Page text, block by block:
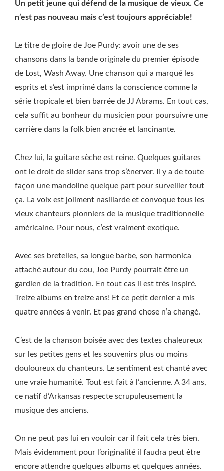
Un petit jeune qui défend de la musique de vieux. Ce
n’est pas nouveau mais c’est toujours appréciable!
Le titre de gloire de Joe Purdy: avoir une de ses
chansons dans la bande originale du premier épisode
de Lost, Wash Away. Une chanson qui a marqué les
esprits et s’est imprimé dans la conscience comme la
série tropicale et bien barrée de JJ Abrams. En tout cas,
cela suffit au bonheur du musicien pour poursuivre une
carrière dans la folk bien ancrée et lancinante.
Chez lui, la guitare sèche est reine. Quelques guitares
ont le droit de slider sans trop s’énerver. Il y a de toute
façon une mandoline quelque part pour surveiller tout
ça. La voix est joliment nasillarde et convoque tous les
vieux chanteurs pionniers de la musique traditionnelle
américaine. Pour nous, c’est vraiment exotique.
Avec ses bretelles, sa longue barbe, son harmonica
attaché autour du cou, Joe Purdy pourrait être un
gardien de la tradition. En tout cas il est très inspiré.
Treize albums en treize ans! Et ce petit dernier a mis
quatre années à venir. Et pas grand chose n’a changé.
C’est de la chanson boisée avec des textes chaleureux
sur les petites gens et les souvenirs plus ou moins
douloureux du chanteurs. Le sentiment est chanté avec
une vraie humanité. Tout est fait à l’ancienne. A 34 ans,
ce natif d’Arkansas respecte scrupuleusement la
musique des anciens.
On ne peut pas lui en vouloir car il fait cela très bien.
Mais évidemment pour l’originalité il faudra peut être
encore attendre quelques albums et quelques années.